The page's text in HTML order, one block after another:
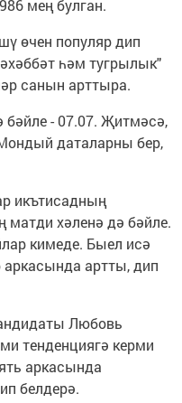
мең булган.
өчен популяр дип
һәм тугрылык"
санын арттыра.
бәйле - 07.07. Җитмәсә,
даталарны бер,
икътисадның
матди хәленә дә бәйле.
кимеде. Быел исә
аркасында артты, дип
Любовь
тенденциягә керми
аркасында
белдерә.